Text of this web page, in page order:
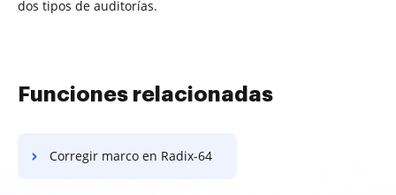
dos tipos de auditorías.
Funciones relacionadas
Corregir marco en Radix-64